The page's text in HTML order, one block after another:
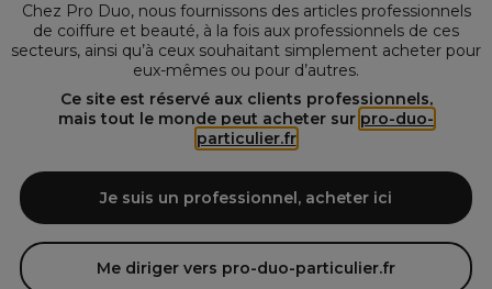
Chez Pro Duo, nous fournissons des articles professionnels
de coiffure et beauté, à la fois aux professionnels de ces
secteurs, ainsi qu’à ceux souhaitant simplement acheter pour
eux-mêmes ou pour d’autres.
Ce site est réservé aux clients professionnels,
mais tout le monde peut acheter sur pro-duo-
particulier.fr
Je suis un professionnel, acheter ici
Me diriger vers pro-duo-particulier.fr
Spécialiste de la coiffure et de la beauté, nous vous proposons une
large sélection de produits professionnels pour la coiffure et
Duo le fournisseur incontournable des salons de coiffure et instituts
de beauté! Notre gamme de produits s’adresse également à tous ceux
qui sont à la recherche de produits et d'accessoires de coiffure et de
matériel esthétique de qualité.